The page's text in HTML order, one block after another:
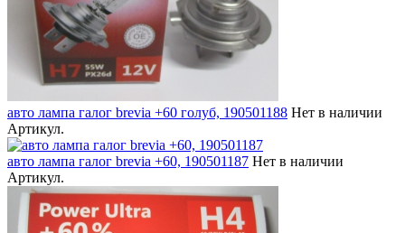
авто лампа галог brevia +60 голуб, 190501188 Нет в наличии
Артикул.
авто лампа галог brevia +60, 190501187 Нет в наличии
Артикул.